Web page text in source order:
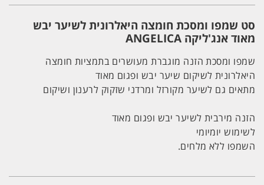
היאלרונית
יבש
מאוד
אנג'ליקה
סט שמפו ומסכת חומצה היאלרונית לשיער יבש
מאוד אנג'ליקה ANGELICA
שמפו ומסכת הזנה מוגברת מעושרים בתמציות חומצה
היאלרונית לשיקום שיער יבש ופגום מאוד
מתאים גם לשיער מקורזל ומרדני שזקוק לרענון ושיקום
הזנה מירבית לשיער יבש ופגום מאוד
לשימוש יומיומי
השמפו ללא מלחים.